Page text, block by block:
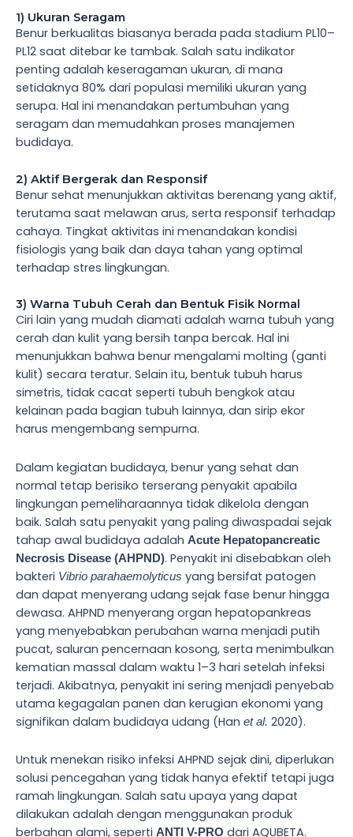
1) Ukuran Seragam
Benur berkualitas biasanya berada pada stadium PL10–
PL12 saat ditebar ke tambak. Salah satu indikator
penting adalah keseragaman ukuran, di mana
setidaknya 80% dari populasi memiliki ukuran yang
serupa. Hal ini menandakan pertumbuhan yang
seragam dan memudahkan proses manajemen
budidaya.
2) Aktif Bergerak dan Responsif
Benur sehat menunjukkan aktivitas berenang yang aktif,
terutama saat melawan arus, serta responsif terhadap
cahaya. Tingkat aktivitas ini menandakan kondisi
fisiologis yang baik dan daya tahan yang optimal
terhadap stres lingkungan.
3) Warna Tubuh Cerah dan Bentuk Fisik Normal
Ciri lain yang mudah diamati adalah warna tubuh yang
cerah dan kulit yang bersih tanpa bercak. Hal ini
menunjukkan bahwa benur mengalami molting (ganti
kulit) secara teratur. Selain itu, bentuk tubuh harus
simetris, tidak cacat seperti tubuh bengkok atau
kelainan pada bagian tubuh lainnya, dan sirip ekor
harus mengembang sempurna.
Dalam kegiatan budidaya, benur yang sehat dan
normal tetap berisiko terserang penyakit apabila
lingkungan pemeliharaannya tidak dikelola dengan
baik. Salah satu penyakit yang paling diwaspadai sejak
tahap awal budidaya adalah Acute Hepatopancreatic
Necrosis Disease (AHPND). Penyakit ini disebabkan oleh
bakteri Vibrio parahaemolyticus yang bersifat patogen
dan dapat menyerang udang sejak fase benur hingga
dewasa. AHPND menyerang organ hepatopankreas
yang menyebabkan perubahan warna menjadi putih
pucat, saluran pencernaan kosong, serta menimbulkan
kematian massal dalam waktu 1–3 hari setelah infeksi
terjadi. Akibatnya, penyakit ini sering menjadi penyebab
utama kegagalan panen dan kerugian ekonomi yang
signifikan dalam budidaya udang (Han et al. 2020).
Untuk menekan risiko infeksi AHPND sejak dini, diperlukan
solusi pencegahan yang tidak hanya efektif tetapi juga
ramah lingkungan. Salah satu upaya yang dapat
dilakukan adalah dengan menggunakan produk
berbahan alami, seperti ANTI V-PRO dari AQUBETA.